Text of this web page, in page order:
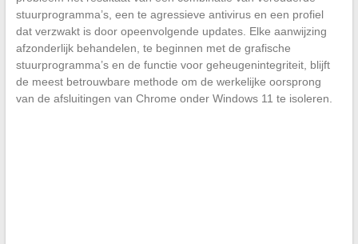
stuurprogramma’s, een te agressieve antivirus en een profiel
dat verzwakt is door opeenvolgende updates. Elke aanwijzing
afzonderlijk behandelen, te beginnen met de grafische
stuurprogramma’s en de functie voor geheugenintegriteit, blijft
de meest betrouwbare methode om de werkelijke oorsprong
van de afsluitingen van Chrome onder Windows 11 te isoleren.